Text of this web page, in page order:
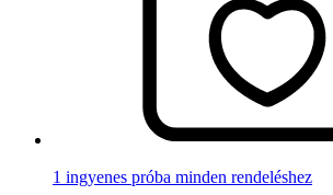
1 ingyenes próba minden rendeléshez